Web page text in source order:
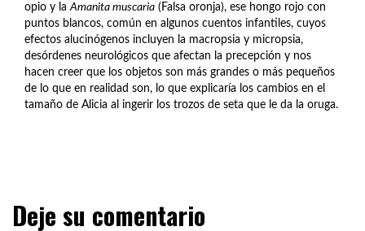
opio y laAmanita muscaria (Falsa oronja), ese hongo rojo con
puntos blancos, común en algunos cuentos infantiles, cuyos
efectos alucinógenos incluyen la macropsia y micropsia,
desórdenes neurológicos que afectan la precepción y nos
hacen creer que los objetos son más grandes o más pequeños
de lo que en realidad son, lo que explicaría los cambios en el
tamaño de Alicia al ingerir los trozos de seta que le da la oruga.
Deje su comentario